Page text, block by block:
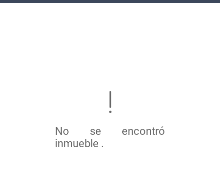
No se encontró
inmueble .